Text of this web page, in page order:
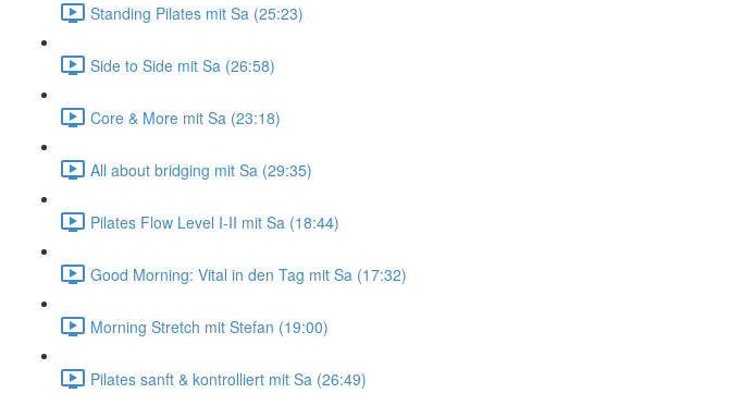
Standing Pilates mit Sa (25:23)
Side to Side mit Sa (26:58)
Core & More mit Sa (23:18)
All about bridging mit Sa (29:35)
Pilates Flow Level I-II mit Sa (18:44)
Good Morning: Vital in den Tag mit Sa (17:32)
Morning Stretch mit Stefan (19:00)
Pilates sanft & kontrolliert mit Sa (26:49)